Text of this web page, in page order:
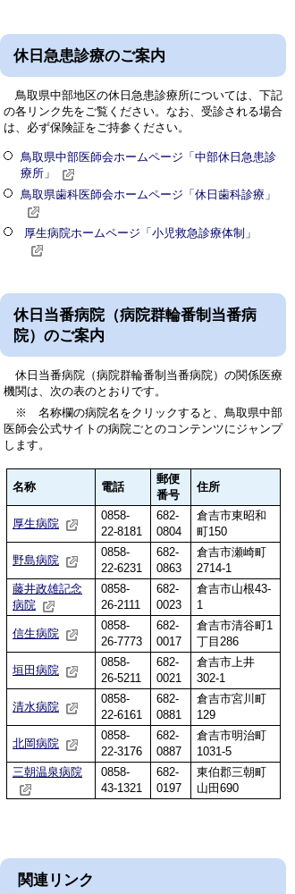
休日急患診療のご案内
鳥取県中部地区の休日急患診療所については、下記
の各リンク先をご覧ください。なお、受診される場合
は、必ず保険証をご持参ください。
鳥取県中部医師会ホームページ「中部休日急患診
療所」
鳥取県歯科医師会ホームページ「休日歯科診療」
厚生病院ホームページ「小児救急診療体制」
休日当番病院（病院群輪番制当番病
院）のご案内
休日当番病院（病院群輪番制当番病院）の関係医療
機関は、次の表のとおりです。
※ 名称欄の病院名をクリックすると、鳥取県中部
医師会公式サイトの病院ごとのコンテンツにジャンプ
します。
名称 電話
郵便
番号
住所
厚生病院
0858-
22-8181
682-
0804
倉吉市東昭和
町150
野島病院
0858-
22-6231
682-
0863
倉吉市瀬崎町
2714-1
藤井政雄記念
病院
0858-
26-2111
682-
0023
倉吉市山根43-
1
信生病院
0858-
26-7773
682-
0017
倉吉市清谷町1
丁目286
垣田病院
0858-
26-5211
682-
0021
倉吉市上井
302-1
清水病院
0858-
22-6161
682-
0881
倉吉市宮川町
129
北岡病院
0858-
22-3176
682-
0887
倉吉市明治町
1031-5
三朝温泉病院
0858-
43-1321
682-
0197
東伯郡三朝町
山田690
関連リンク